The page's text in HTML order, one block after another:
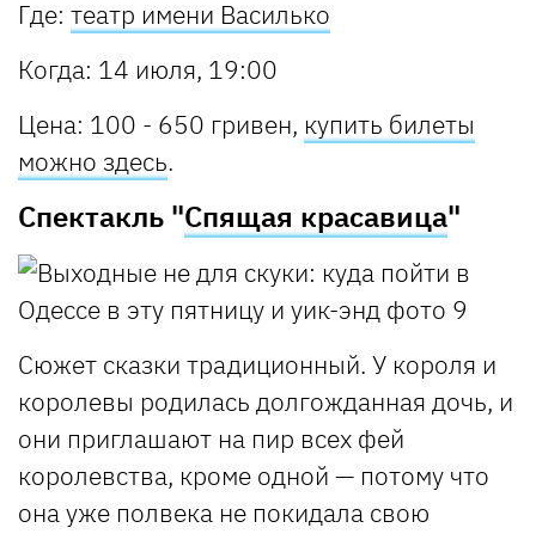
Где: театр имени Василько
Когда: 14 июля, 19:00
Цена: 100 - 650 гривен, купить билеты
можно здесь.
Спектакль "Спящая красавица"
Сюжет сказки традиционный. У короля и
королевы родилась долгожданная дочь, и
они приглашают на пир всех фей
королевства, кроме одной — потому что
она уже полвека не покидала свою